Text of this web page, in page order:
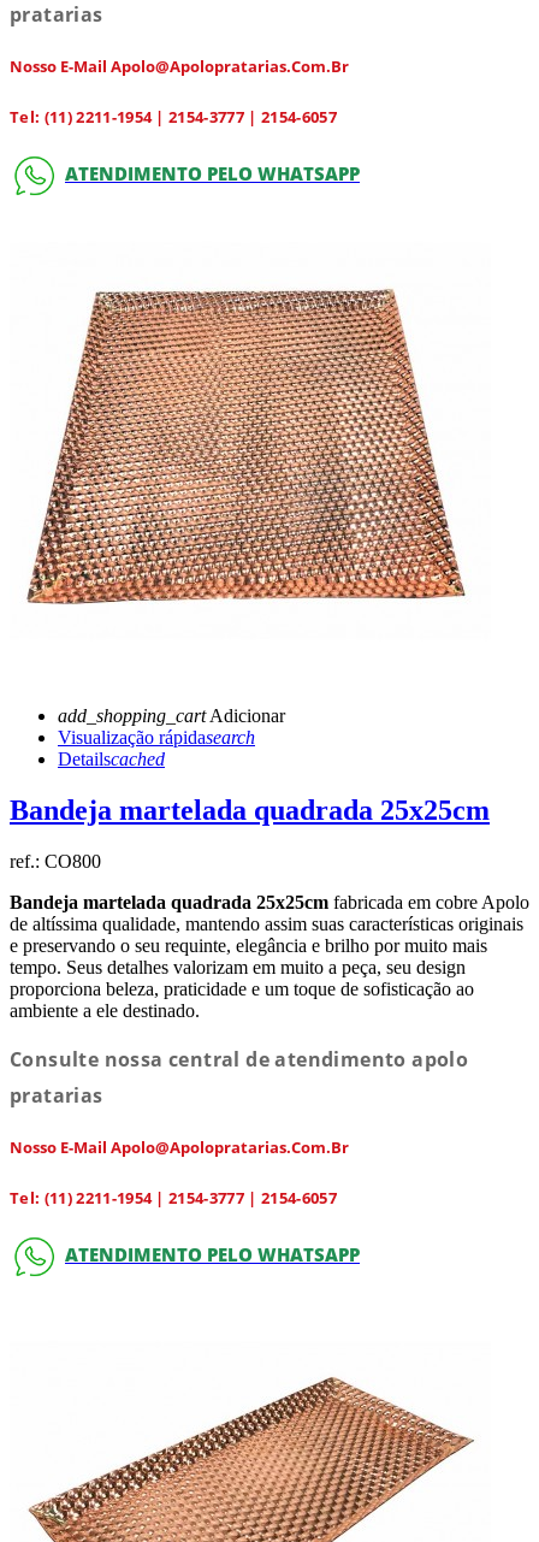
pratarias
Nosso E-Mail Apolo@apolopratarias.com.br
Tel: (11) 2211-1954 | 2154-3777 | 2154-6057
ATENDIMENTO PELO WHATSAPP
add_shopping_cartAdicionar
Visualização rápidasearch
Detailscached
Bandeja martelada quadrada 25x25cm
ref.: CO800
Bandeja martelada quadrada 25x25cm fabricada em cobre Apolo
de altíssima qualidade, mantendo assim suas características originais
e preservando o seu requinte, elegância e brilho por muito mais
tempo. Seus detalhes valorizam em muito a peça, seu design
proporciona beleza, praticidade e um toque de sofisticação ao
ambiente a ele destinado.
Consulte nossa central de atendimento apolo
pratarias
Nosso E-Mail Apolo@apolopratarias.com.br
Tel: (11) 2211-1954 | 2154-3777 | 2154-6057
ATENDIMENTO PELO WHATSAPP